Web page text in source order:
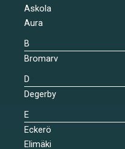
Askola
Aura
B
Bromarv
D
Degerby
E
Eckerö
Elimäki